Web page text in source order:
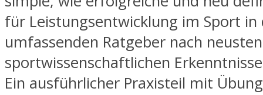
für Leistungsentwicklung im Sport in
umfassenden Ratgeber nach neusten
sportwissenschaftlichen
Ein ausführlicher Praxisteil mit